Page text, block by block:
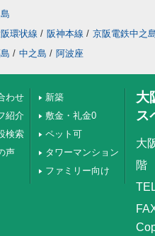
環状線 / 阪神本線 / 京阪電鉄中之
/ 中之島 / 阿波座
わせ
紹介
検索
声
新築
敷金・礼金0
ペット可
タワーマンション
ファミリー向け
大
ス
大
階